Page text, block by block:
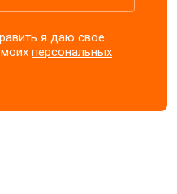
я даю свое
моихперсональных